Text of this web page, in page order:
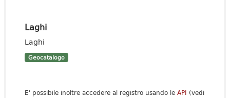
Laghi
Laghi
Geocatalogo
E' possibile inoltre accedere al registro usando le API (vedi